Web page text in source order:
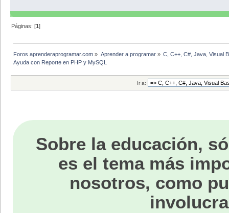
Páginas: [1]
Foros aprenderaprogramar.com » Aprender a programar» C, C++, C#, Java, Visual
Ayuda con Reporte en PHP y MySQL
Ir a:
Sobre la educación,
es el tema más
nosotros, como